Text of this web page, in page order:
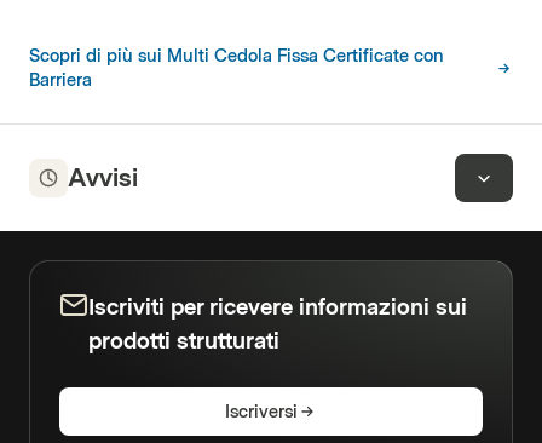
Scopri di più sui Multi Cedola Fissa Certificate con
Barriera
Avvisi
Iscriviti per ricevere informazioni sui
prodotti strutturati
Iscriversi